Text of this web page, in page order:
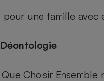
pour une famille avec
Déontologie
Que Choisir Ensemble